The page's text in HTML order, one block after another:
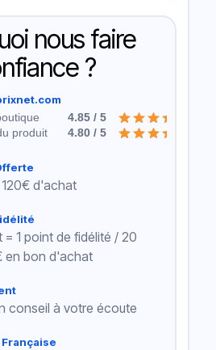
nous faire
?
4.85 / 5
produit
4.80 / 5
d'achat
1 point de fidélité / 20
en bon d'achat
conseil à votre écoute